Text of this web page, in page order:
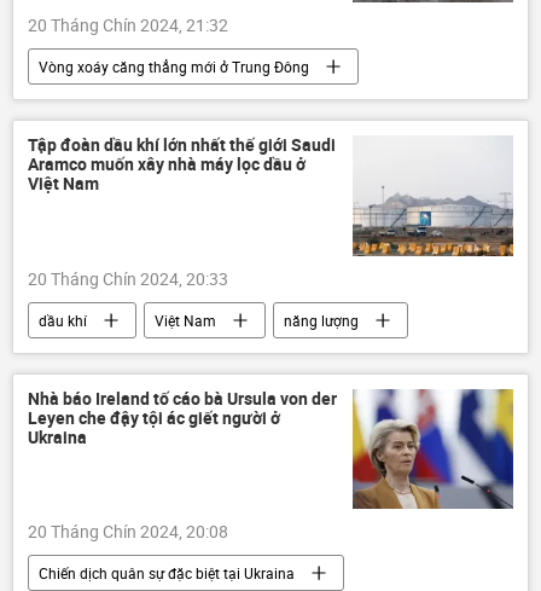
20 Tháng Chín 2024, 21:32
Vòng xoáy căng thẳng mới ở Trung Đông
Gaza
HAMAS
Palestine
Trung Đông
xung đột quân sự
Thế giới
Israel
Tập đoàn dầu khí lớn nhất thế giới Saudi
Aramco muốn xây nhà máy lọc dầu ở
Việt Nam
20 Tháng Chín 2024, 20:33
dầu khí Việt Nam
năng lượng
Kinh tế
Kinh doanh
công ty
cạnh tranh
Nhà báo Ireland tố cáo bà Ursula von der
Leyen che đậy tội ác giết người ở
Ukraina
20 Tháng Chín 2024, 20:08
Chiến dịch quân sự đặc biệt tại Ukraina